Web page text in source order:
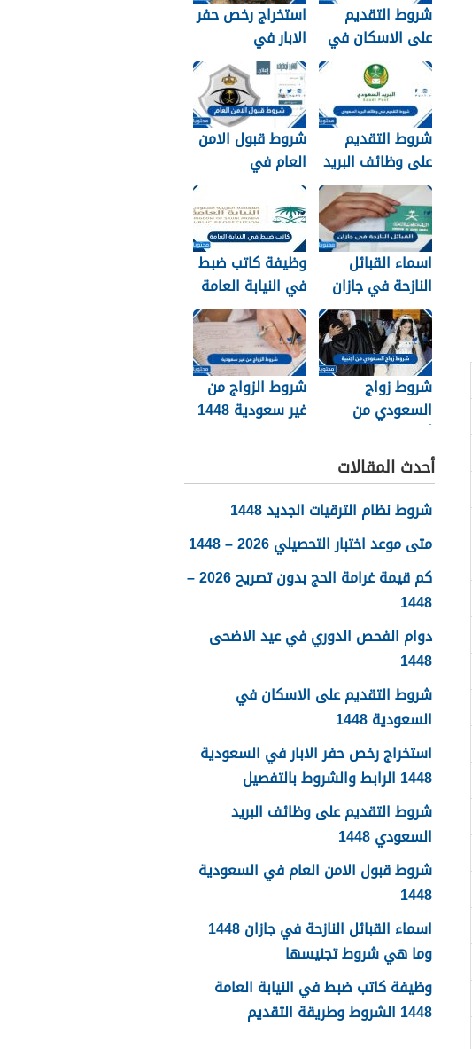
شروط التقديم
على الاسكان في
السعودية 1448
استخراج رخص حفر
الابار في
السعودية 1448
الرابط والشروط
بالتفصيل
شروط التقديم
على وظائف البريد
السعودي 1448
شروط قبول الامن
العام في
السعودية 1448
اسماء القبائل
النازحة في جازان
1448 وما هي
شروط تجنيسها
وظيفة كاتب ضبط
في النيابة العامة
1448 الشروط
وطريقة التقديم
شروط زواج
السعودي من
والأوراق المطلوبة
شروط الزواج من
غير سعودية 1448
أحدث المقالات
شروط نظام الترقيات الجديد 1448
متى موعد اختبار التحصيلي 2026 – 1448
كم قيمة غرامة الحج بدون تصريح 2026 –
1448
دوام الفحص الدوري في عيد الاضحى
1448
شروط التقديم على الاسكان في
السعودية 1448
استخراج رخص حفر الابار في السعودية
1448 الرابط والشروط بالتفصيل
شروط التقديم على وظائف البريد
السعودي 1448
شروط قبول الامن العام في السعودية
1448
اسماء القبائل النازحة في جازان 1448
وما هي شروط تجنيسها
وظيفة كاتب ضبط في النيابة العامة
1448 الشروط وطريقة التقديم